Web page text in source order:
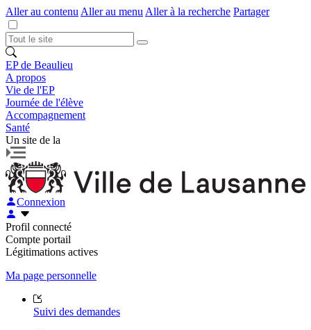
Aller au contenu Aller au menu Aller à la recherche Partager
EP de Beaulieu
A propos
Vie de l'EP
Journée de l'élève
Accompagnement
Santé
Un site de la
Connexion
Profil connecté
Compte portail
Légitimations actives
Ma page personnelle
Suivi des demandes